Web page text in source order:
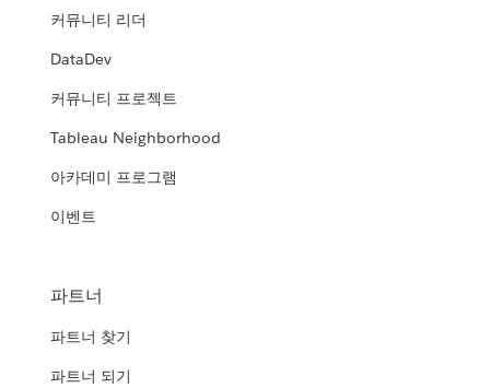
커뮤니티 리더
DataDev
커뮤니티 프로젝트
Tableau Neighborhood
아카데미 프로그램
이벤트
파트너
파트너 찾기
파트너 되기